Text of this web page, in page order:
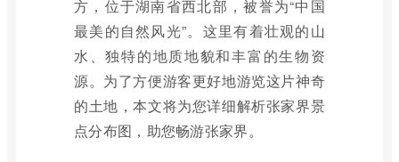
方，位于湖南省西北部，被誉为“中国
最美的自然风光”。这里有着壮观的山
水、独特的地质地貌和丰富的生物资
源。为了方便游客更好地游览这片神奇
的土地，本文将为您详细解析张家界景
点分布图，助您畅游张家界。